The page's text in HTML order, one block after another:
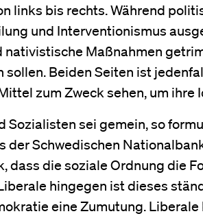
links bis rechts. Während
und Interventionismus
Maßnahmen
sollen. Beiden Seiten ist
zum Zweck sehen, um ihre
Sozialisten sei gemein, so
der Schwedischen
dass die soziale Ordnung die
hingegen ist dieses
eine Zumutung.